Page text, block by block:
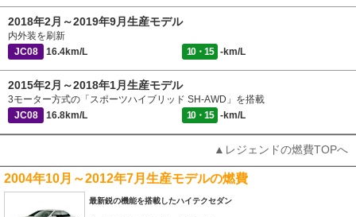
2018年2月～2019年9月生産モデル
内外装を刷新
JC08
16.4km/L 10・15 -km/L
2015年2月～2018年1月生産モデル
3モーター方式の「スポーツハイブリッド SH-AWD」を搭載
JC08
16.8km/L 10・15 -km/L
▲レジェンドの燃費TOPへ
2004年10月～2012年7月生産モデルの燃費
最新鋭の機能を搭載したハイテクセダン